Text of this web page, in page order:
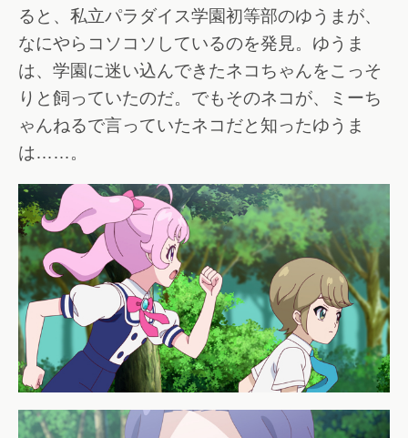
ると、私立パラダイス学園初等部のゆうまが、
なにやらコソコソしているのを発見。ゆうま
は、学園に迷い込んできたネコちゃんをこっそ
りと飼っていたのだ。でもそのネコが、ミーち
ゃんねるで言っていたネコだと知ったゆうま
は……。